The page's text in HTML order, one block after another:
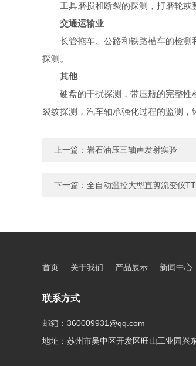
工具磨损和断裂的探测，打磨轮
交通运输业
长管拖车、公路和铁路槽车的检
探测。
其他
硬盘的干扰探测，带压瓶的完整
裂纹探测，汽车轴承强化过程的监测，
上一篇： 岩石油压三轴声发射实验
下一篇： 全自动温控大型直剪流变仪
首页 关于我们 产品展示 新闻中心
联系方式
邮箱：360009931@qq.com
地址：苏州市吴中区开发区旺山工业园兴